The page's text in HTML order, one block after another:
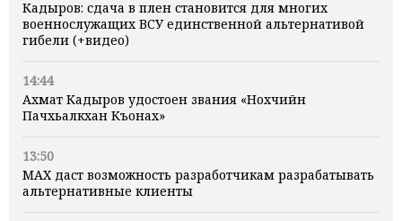
Кадыров: сдача в плен становится для многих
военнослужащих ВСУ единственной альтернативой
гибели (+видео)
14:44
Ахмат Кадыров удостоен звания «Нохчийн
Пачхьалкхан Къонах»
13:50
MAX даст возможность разработчикам разрабатывать
альтернативные клиенты